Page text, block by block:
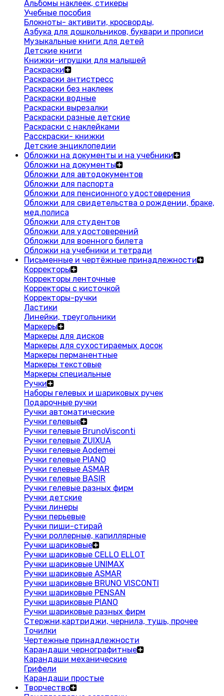
Альбомы наклеек, стикеры
Учебные пособия
Блокноты- активити, кросворды,
Азбука для дошкольников, буквари и прописи
Музыкальные книги для детей
Детские книги
Книжки-игрушки для малышей
Раскраски
Раскраски антистресс
Раскраски без наклеек
Раскраски водные
Раскраски вырезалки
Раскраски разные детские
Раскраски с наклейками
Расскраски- книжки
Детские энциклопедии
Обложки на документы и на учебники
Обложки на документы
Обложки для автодокументов
Обложки для паспорта
Обложки для пенсионного удостоверения
Обложки для свидетельства о рождении, браке,
мед.полиса
Обложки для студентов
Обложки для удостоверений
Обложки для военного билета
Обложки на учебники и тетради
Письменные и чертёжные принадлежности
Корректоры
Корректоры ленточные
Корректоры с кисточкой
Корректоры-ручки
Ластики
Линейки, треугольники
Маркеры
Маркеры для дисков
Маркеры для сухостираемых досок
Маркеры перманентные
Маркеры текстовые
Маркеры специальные
Ручки
Наборы гелевых и шариковых ручек
Подарочные ручки
Ручки автоматические
Ручки гелевые
Ручки гелевые BrunoVisconti
Ручки гелевые ZUIXUA
Ручки гелевые Aodemei
Ручки гелевые PIANO
Ручки гелевые ASMAR
Ручки гелевые BASIR
Ручки гелевые разных фирм
Ручки детские
Ручки линеры
Ручки перьевые
Ручки пиши-стирай
Ручки роллерные, капиллярные
Ручки шариковые
Ручки шариковые CELLO ELLOT
Ручки шариковые UNIMAX
Ручки шариковые ASMAR
Ручки шариковые BRUNO VISCONTI
Ручки шариковые PENSAN
Ручки шариковые PIANO
Ручки шариковые разных фирм
Стержни,картриджи, чернила, тушь, прочее
Точилки
Чертежные принадлежности
Карандаши чернографитные
Карандаши механические
Грифели
Карандаши простые
Творчество